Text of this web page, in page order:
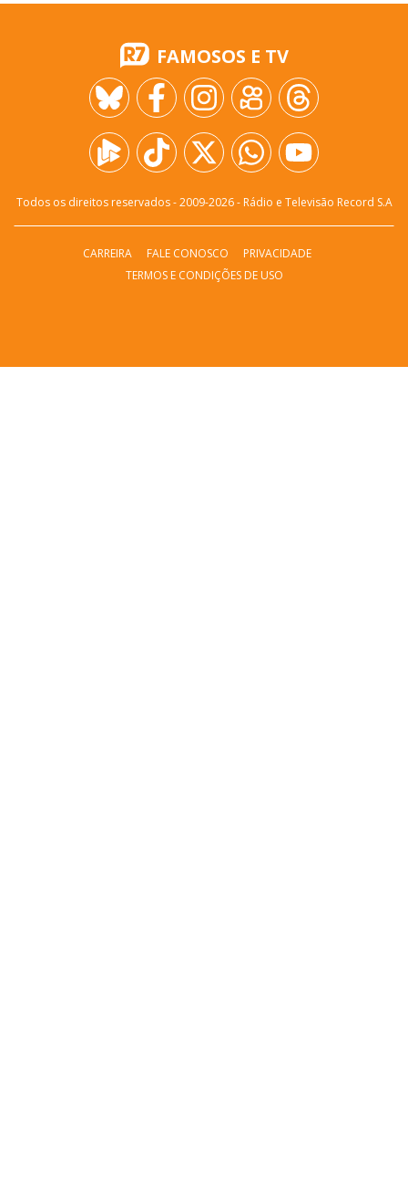
FAMOSOS E TV
Todos os direitos reservados - 2009-2026- Rádio e Televisão Record S.A
CARREIRA FALE CONOSCO
PRIVACIDADE
TERMOS E CONDIÇÕES DE USO